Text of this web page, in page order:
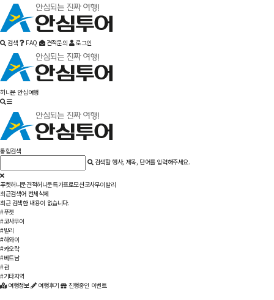
검색 FAQ 견적문의 로그인
허니문 안심여행
통합검색
검색할 행사, 제목, 단어를 입력해주세요.
푸켓허니문견적허니문특가프로모션코사무이발리
최근검색어 전체삭제
최근 검색한 내용이 없습니다.
#푸켓
#코사무이
#발리
#하와이
#카오락
#베트남
#괌
#기타지역
여행정보
여행후기 진행중인 이벤트